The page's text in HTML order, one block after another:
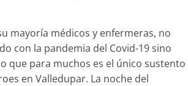
mayoría médicos y enfermeras, no
con la pandemia del Covid-19 sino
que para muchos es el único sustento
en Valledupar. La noche del